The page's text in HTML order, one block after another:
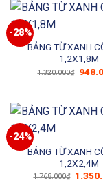
-28%
BẢNG TỪ XANH
1,2X1,8M
1.320.000₫ Giá
-24%
BẢNG TỪ XANH
1,2X2,4M
1.768.000₫ Giá